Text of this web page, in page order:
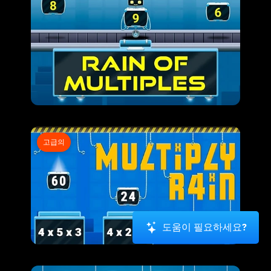
고급의
도움이 필요하세요?